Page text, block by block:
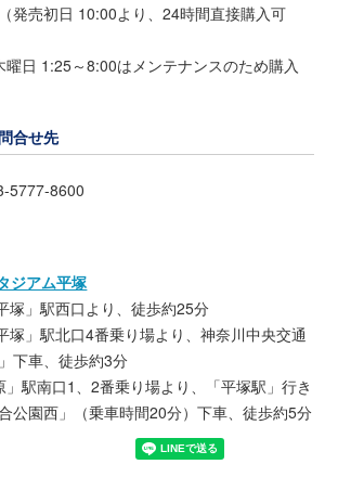
発売初日 10:00より、24時間直接購入可
日 1:25～8:00はメンテナンスのため購入
合せ先
5777-8600
ジアム平塚
塚」駅西口より、徒歩約25分
塚」駅北口4番乗り場より、神奈川中央交通
下車、徒歩約3分
駅南口1、2番乗り場より、「平塚駅」行き
公園西」（乗車時間20分）下車、徒歩約5分